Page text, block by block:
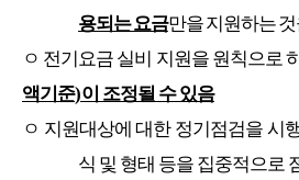
용되는 요금만을 지원하는
ㅇ 전기요금 실비 지원을 원칙으로
액기준)이 조정될 수 있음
ㅇ 지원대상에 대한 정기점검을 시
식 및 형태 등을 집중적으로